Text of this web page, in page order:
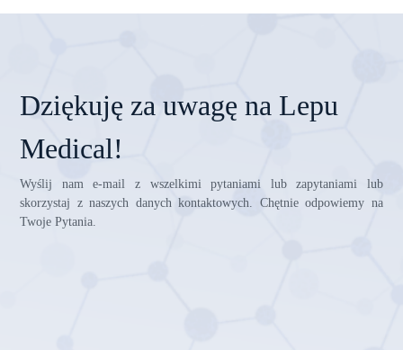
Dziękuję za uwagę na Lepu
Medical!
Wyślij nam e-mail z wszelkimi pytaniami lub zapytaniami lub
skorzystaj z naszych danych kontaktowych. Chętnie odpowiemy na
Twoje Pytania.